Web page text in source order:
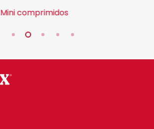
Mini comprimidos